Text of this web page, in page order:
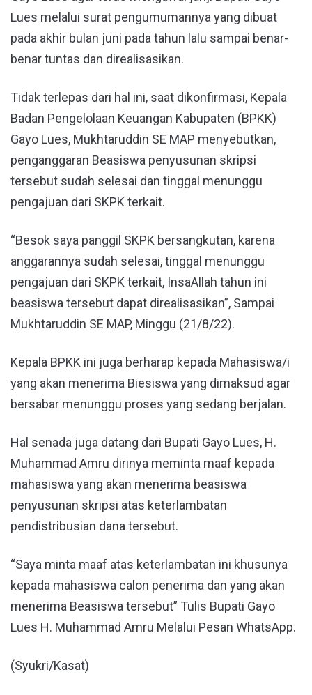
Lues melalui surat pengumumannya yang dibuat
pada akhir bulan juni pada tahun lalu sampai benar-
benar tuntas dan direalisasikan.
Tidak terlepas dari hal ini, saat dikonfirmasi, Kepala
Badan Pengelolaan Keuangan Kabupaten (BPKK)
Gayo Lues, Mukhtaruddin SE MAP menyebutkan,
penganggaran Beasiswa penyusunan skripsi
tersebut sudah selesai dan tinggal menunggu
pengajuan dari SKPK terkait.
“Besok saya panggil SKPK bersangkutan, karena
anggarannya sudah selesai, tinggal menunggu
pengajuan dari SKPK terkait, InsaAllah tahun ini
beasiswa tersebut dapat direalisasikan”, Sampai
Mukhtaruddin SE MAP, Minggu (21/8/22).
Kepala BPKK ini juga berharap kepada Mahasiswa/i
yang akan menerima Biesiswa yang dimaksud agar
bersabar menunggu proses yang sedang berjalan.
Hal senada juga datang dari Bupati Gayo Lues, H.
Muhammad Amru dirinya meminta maaf kepada
mahasiswa yang akan menerima beasiswa
penyusunan skripsi atas keterlambatan
pendistribusian dana tersebut.
“Saya minta maaf atas keterlambatan ini khusunya
kepada mahasiswa calon penerima dan yang akan
menerima Beasiswa tersebut” Tulis Bupati Gayo
Lues H. Muhammad Amru Melalui Pesan WhatsApp.
(Syukri/Kasat)